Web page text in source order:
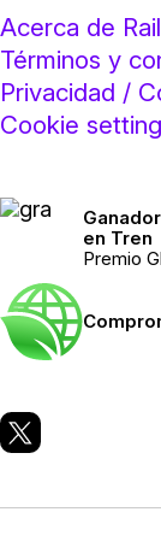
Acerca de
Términos y
Privacidad /
Cookie
en Tren
Premio